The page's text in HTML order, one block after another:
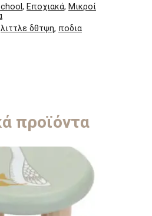
, Εποχιακά, Μικροί
λιττλε δθτψη, ποδια
προϊόντα